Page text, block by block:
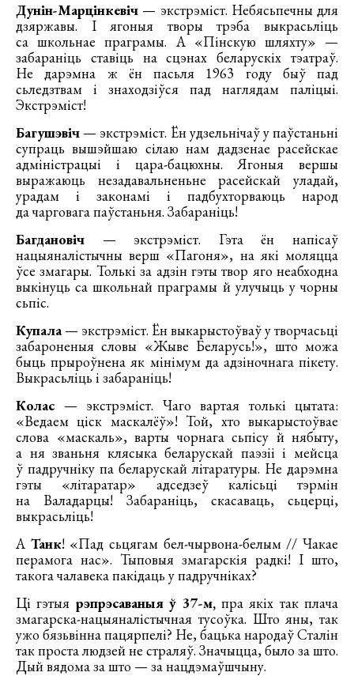
Дунін-Марцінкевіч — экстрэміст. Небясьпечны для
дзяржавы. І ягоныя творы трэба выкрасьліць
са школьнае праграмы. А «Пінскую шляхту» —
забараніць ставіць на сцэнах беларускіх тэатраў.
Не дарэмна ж ён пасьля 1963 году быў пад
сьледзтвам і знаходзіўся пад наглядам паліцыі.
Экстрэміст!
Багушэвіч — экстрэміст. Ён удзельнічаў у паўстаньні
супраць вышэйшаю сілаю нам дадзенае расейскае
адміністрацыі і цара-бацюхны. Ягоныя вершы
выражаюць незадавальненьне расейскай уладай,
урадам і законамі і падбухторваюць народ
да чарговага паўстаньня. Забараніць!
Багдановіч — экстрэміст. Гэта ён напісаў
нацыяналістычны верш «Пагоня», на які моляцца
ўсе змагары. Толькі за адзін гэты твор яго неабходна
выкінуць са школьнай праграмы й улучыць у чорны
сьпіс.
Купала— экстрэміст. Ён выкарыстоўваў у творчасьці
забароненыя словы «Жыве Беларусь!», што можа
быць прыроўнена як мінімум да адзіночнага пікету.
Выкрасьліць і забараніць!
Колас — экстрэміст. Чаго вартая толькі цытата:
«Ведаем ціск маскалёў»! Той, хто выкарыстоўвае
слова «маскаль», варты чорнага сьпісу й нябыту,
а ня званьня клясыка беларускай паэзіі і мейсца
ў падручніку па беларускай літаратуры. Не дарэмна
гэты «літаратар» адседзеў калісьці тэрмін
на Валадарцы! Забараніць, скасаваць, сьцерці,
выкрасьліць!
А Танк! «Пад сьцягам бел-чырвона-белым // Чакае
перамога нас». Тыповыя змагарскія радкі! І што,
такога чалавека пакідаць у падручніках?
Ці гэтыя рэпрэсаваныя ў 37-м,пра якіх так плача
змагарска-нацыяналістычная тусоўка. Што яны, так
ужо бязьвінна пацярпелі? Не, бацька народаў Сталін
так проста людзей не страляў. Значыцца, было за што.
Дый вядома за што — за нацдэмаўшчыну.